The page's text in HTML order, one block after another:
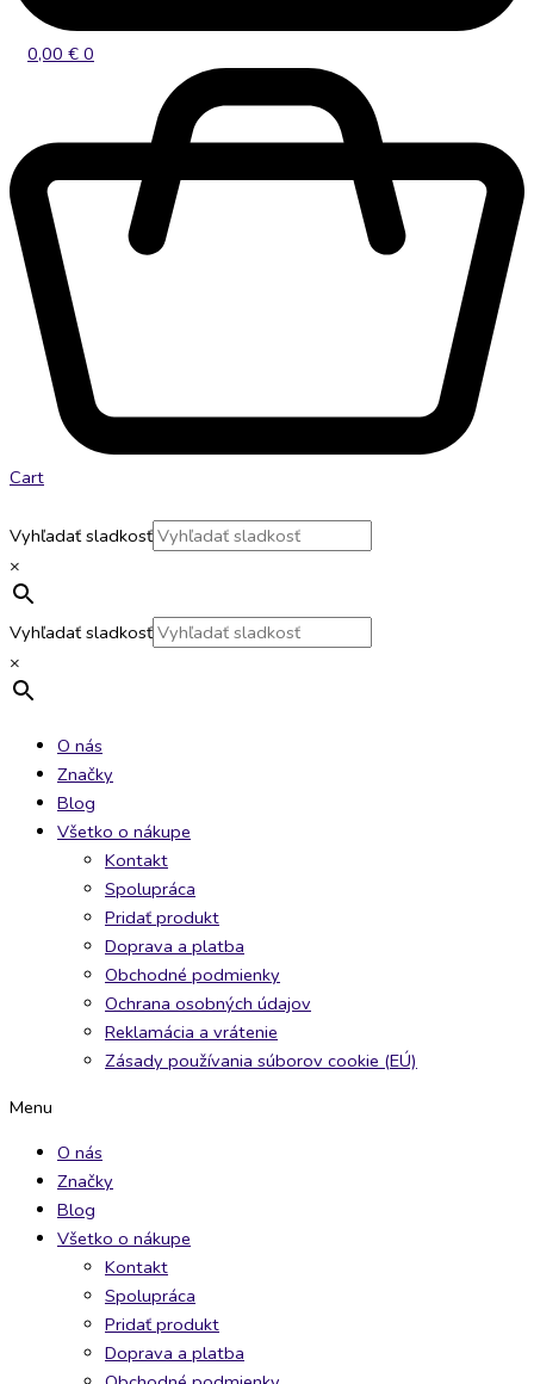
0,00 € 0
Cart
Vyhľadať sladkosť
×
Vyhľadať sladkosť
×
O nás
Značky
Blog
Všetko o nákupe
Kontakt
Spolupráca
Pridať produkt
Doprava a platba
Obchodné podmienky
Ochrana osobných údajov
Reklamácia a vrátenie
Zásady používania súborov cookie (EÚ)
Menu
O nás
Značky
Blog
Všetko o nákupe
Kontakt
Spolupráca
Pridať produkt
Doprava a platba